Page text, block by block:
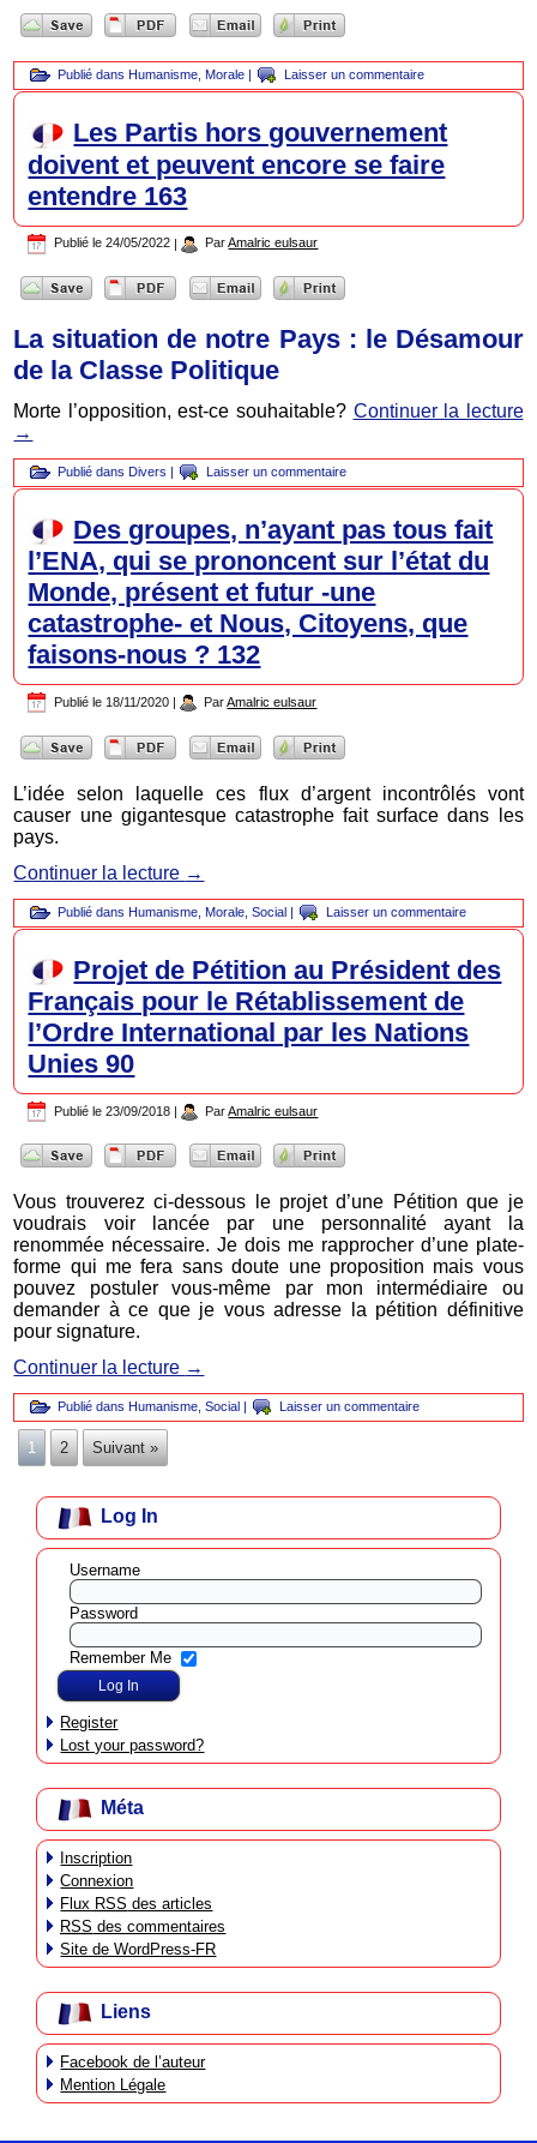
Publié dans Humanisme Morale Laisser un commentaire
Les Partis hors gouvernement
doivent et peuvent encore se faire
entendre 163
Publié le 24/05/2022 | Par Amalric eulsaur
La situation de notre Pays : le Désamour
de la Classe Politique
Morte l’opposition, est-ce souhaitable? Continuer la lecture
→
Publié dans Divers | Laisser un commentaire
Des groupes, n’ayant pas tous fait
l’ENA, qui se prononcent sur l’état du
Monde, présent et futur -une
catastrophe- et Nous, Citoyens, que
faisons-nous ? 132
Publié le 18/11/2020 | Par Amalric eulsaur
L’idée selon laquelle ces flux d’argent incontrôlés vont
causer une gigantesque catastrophe fait surface dans les
pays.
Continuer la lecture →
Publié dans Humanisme Morale ,Social | Laisser un commentaire
Projet de Pétition au Président des
Français pour le Rétablissement de
l’Ordre International par les Nations
Unies 90
Publié le 23/09/2018 | Par Amalric eulsaur
Vous trouverez ci-dessous le projet d’une Pétition que je
voudrais voir lancée par une personnalité ayant la
renommée nécessaire. Je dois me rapprocher d’une plate-
forme qui me fera sans doute une proposition mais vous
pouvez postuler vous-même par mon intermédiaire ou
demander à ce que je vous adresse la pétition définitive
pour signature.
Continuer la lecture →
Publié dans Humanisme ,Social Laisser un commentaire
1 2 Suivant »
Log In
Username
Password
Remember Me
Register
Lost your password?
Méta
Inscription
Connexion
Flux RSS des articles
RSS des commentaires
Site de WordPress-FR
Liens
Facebook de l’auteur
Mention Légale